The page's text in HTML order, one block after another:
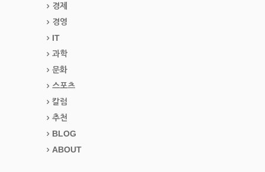
경제
경영
IT
과학
문화
스포츠
칼럼
추천
BLOG
ABOUT